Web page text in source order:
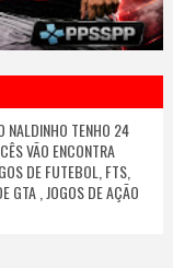
NALDINHO TENHO 24
VÃO ENCONTRA
DE FUTEBOL, FTS,
GTA , JOGOS DE AÇÃO